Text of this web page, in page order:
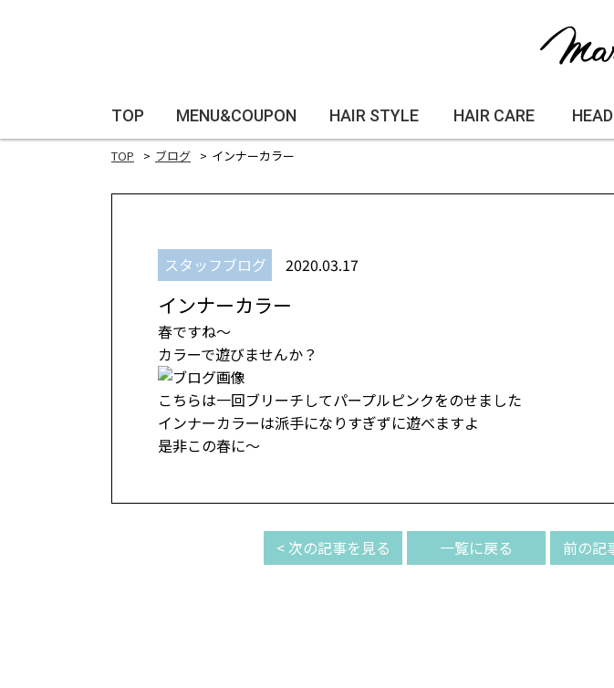
TOP MENU&COUPON HAIR STYLE HAIR CARE
TOP ブログ インナーカラー
スタッフブログ 2020.03.17
インナーカラー
春ですね～
カラーで遊びませんか？
こちらは一回ブリーチしてパープルピンクをのせました
インナーカラーは派手になりすぎずに遊べますよ
是非この春に～
< 次の記事を見る 一覧に戻る 前の記